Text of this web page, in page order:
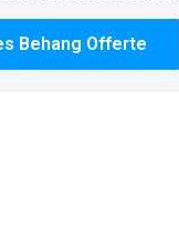
Behang Offerte